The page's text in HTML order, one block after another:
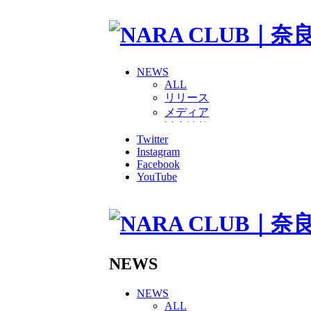
NEWS
ALL
リリース
メディア
グッズ
ファンコミュニティ
普及・育成
ホームタウン
その他
TEAM
チアダンススクール
Twitter
Instagram
Facebook
YouTube
NEWS
NEWS
ALL